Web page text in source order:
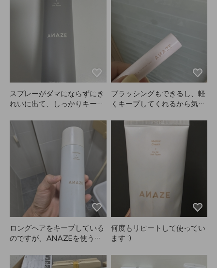
す。これからもずっとリピし
ます。ANAZEさん、本当に
作り続けてください！もう手
放せないアイテムです😭😭
❤️❤️❤️
スプレーがダマにならずにき
れいに出て、しっかりキープ
ってます！ANAZE、本当に
優秀です。
ブラッシングもできるし、軽
くキープしてくれるから気に
タイリングが楽になりまし
た。
ロングヘアをキープしている
のですが、ANAZEを使うと
す。
何度もリピートして使ってい
ます :)